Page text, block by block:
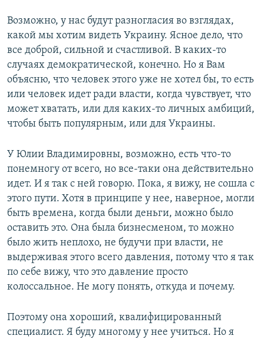
Возможно, у нас будут разногласия во взглядах,
какой мы хотим видеть Украину. Ясное дело, что
все доброй, сильной и счастливой. В каких-то
случаях демократической, конечно. Но я Вам
объясню, что человек этого уже не хотел бы, то есть
или человек идет ради власти, когда чувствует, что
может хватать, или для каких-то личных амбиций,
чтобы быть популярным, или для Украины.
У Юлии Владимировны, возможно, есть что-то
понемногу от всего, но все-таки она действительно
идет. И я так с ней говорю. Пока, я вижу, не сошла с
этого пути. Хотя в принципе у нее, наверное, могли
быть времена, когда были деньги, можно было
оставить это. Она была бизнесменом, то можно
было жить неплохо, не будучи при власти, не
выдерживая этого всего давления, потому что я так
по себе вижу, что это давление просто
колоссальное. Не могу понять, откуда и почему.
Поэтому она хороший, квалифицированный
специалист. Я буду многому у нее учиться. Но я